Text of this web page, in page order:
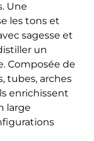
Une
les tons et
sagesse et
un
Composée de
tubes, arches
enrichissent
large